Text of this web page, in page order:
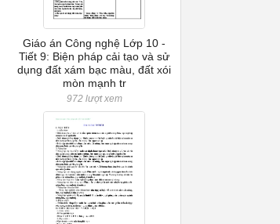
Giáo án Công nghệ Lớp 10 -
Tiết 9: Biện pháp cải tạo và sử
dụng đất xám bạc màu, đất xói
mòn mạnh tr
972 lượt xem